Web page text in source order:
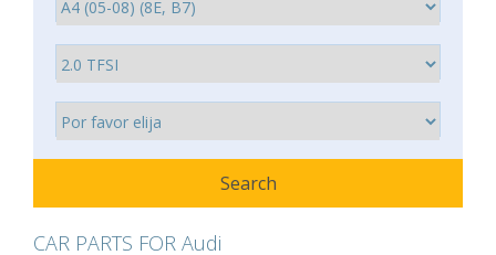
CAR PARTS FOR Audi